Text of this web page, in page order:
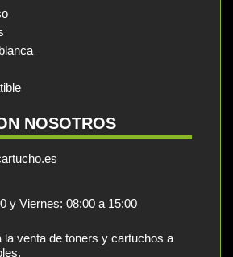
NOSOTROS
y Viernes: 08:00 a 15:00
la venta de toners y cartuchos a